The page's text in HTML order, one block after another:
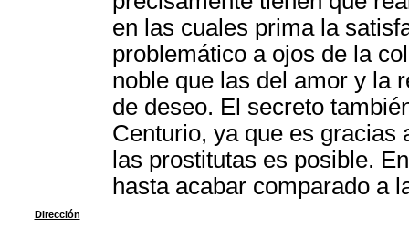
en las cuales prima la
problemático a ojos de la
noble que las del amor y la
de deseo. El secreto
Centurio, ya que es gracias
las prostitutas es posible.
hasta acabar comparado a
Dirección